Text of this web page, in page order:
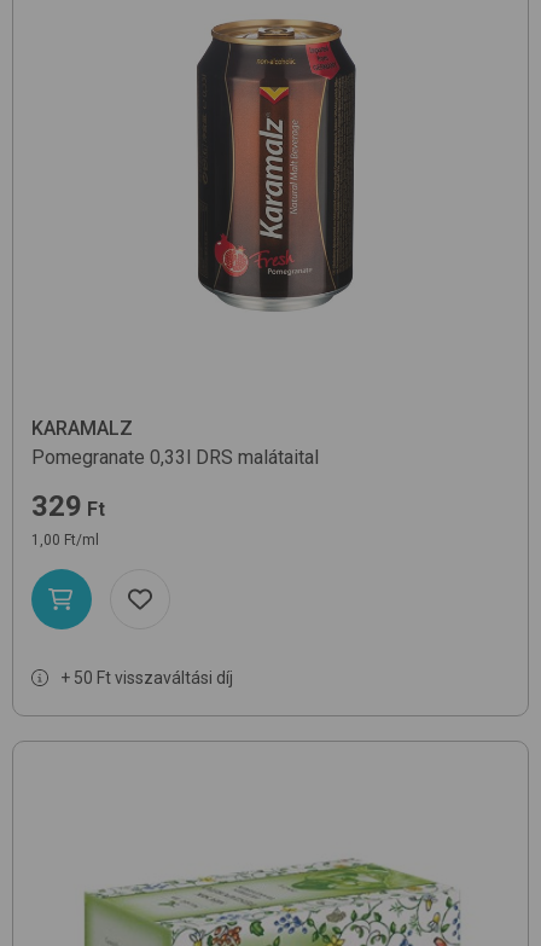
KARAMALZ
Pomegranate 0,33l DRS malátaital
329 Ft
1,00 Ft/ml
+ 50 Ft visszaváltási díj